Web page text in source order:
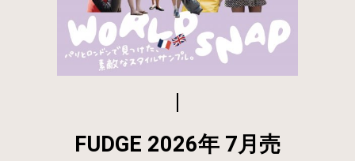
FUDGE 2026年 7月売